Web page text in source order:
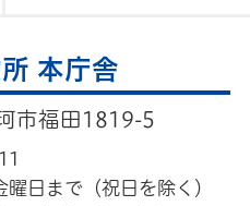
本庁舎
市福田1819-5
曜日まで（祝日を除く）